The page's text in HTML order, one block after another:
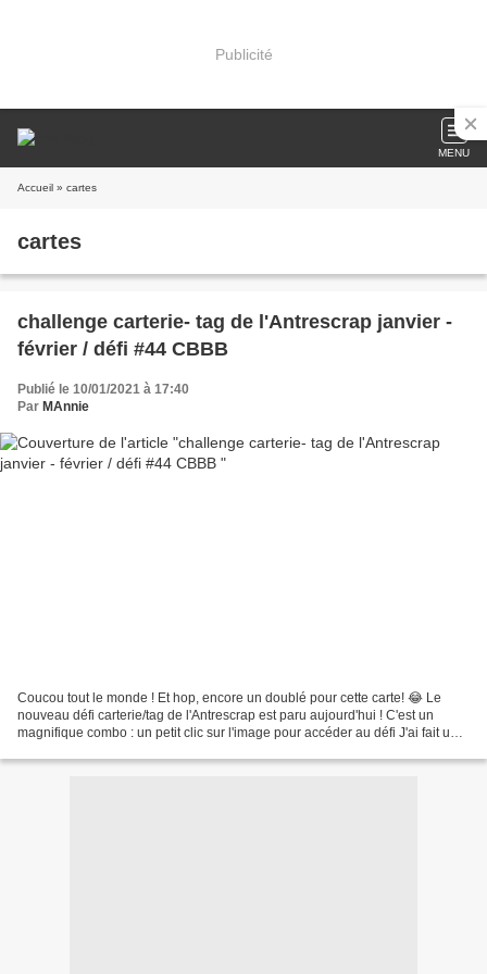
Publicité
MENU
Accueil » cartes
cartes
challenge carterie- tag de l'Antrescrap janvier -
février / défi #44 CBBB
Publié le 10/01/2021 à 17:40
Par MAnnie
Coucou tout le monde ! Et hop, encore un doublé pour cette carte! 😂 Le
nouveau défi carterie/tag de l'Antrescrap est paru aujourd'hui ! C'est un
magnifique combo : un petit clic sur l'image pour accéder au défi J'ai fait une